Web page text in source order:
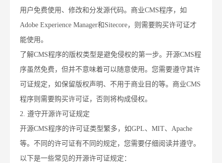
用户免费使用、修改和分发源代码。商业CMS程序，如
Adobe Experience Manager和Sitecore，则需要购买许可证才
能使用。
了解CMS程序的版权类型是避免侵权的第一步。开源CMS程
序虽然免费，但并不意味着可以随意使用。您需要遵守其许
可证规定，如保留版权声明、不用于商业目的等。商业CMS
程序则需要购买许可证，否则将构成侵权。
2. 遵守开源许可证规定
开源CMS程序的许可证类型繁多，如GPL、MIT、Apache
等。不同的许可证有不同的规定，您需要仔细阅读并遵守。
以下是一些常见的开源许可证规定：